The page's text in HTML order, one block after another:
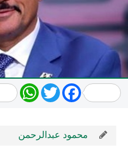
WhatsApp
TwitterFacebook
محمود عبدالرحمن